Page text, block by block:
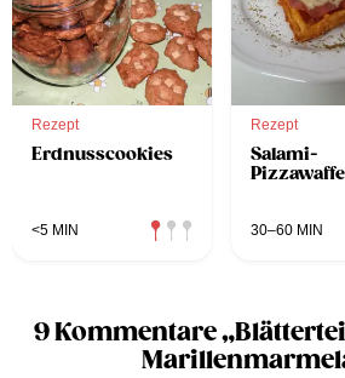
Rezept
Erdnusscookies
<5 MIN
Rezept
Salami-
30–60 MIN
9 Kommentare